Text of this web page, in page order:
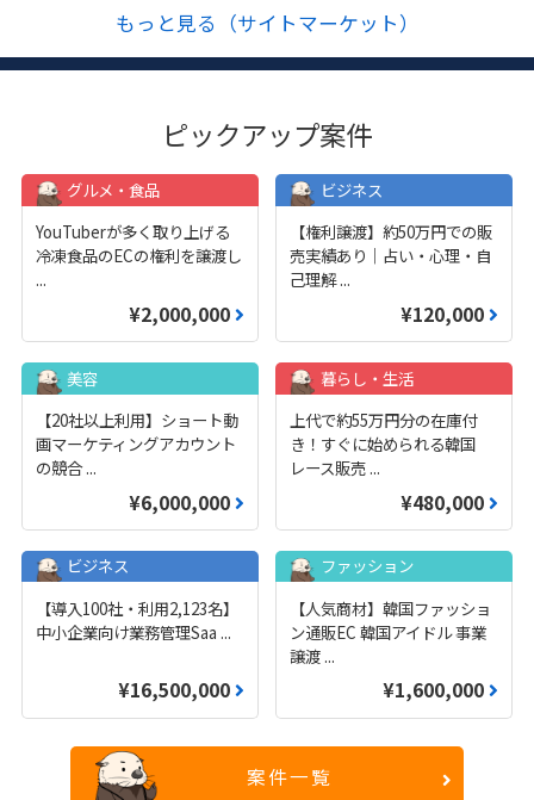
もっと見る（サイトマーケット）
ピックアップ案件
グルメ・食品
YouTuberが多く取り上げる
冷凍食品のECの権利を譲渡し
...
¥2,000,000
ビジネス
【権利譲渡】約50万円での販
売実績あり｜占い・心理・自
己理解...
¥120,000
美容
【20社以上利用】ショート動
画マーケティングアカウント
の競合...
¥6,000,000
暮らし・生活
上代で約55万円分の在庫付
き！すぐに始められる韓国
レース販売 ...
¥480,000
ビジネス
【導入100社・利用2,123名】
中小企業向け業務管理Saa ...
¥16,500,000
ファッション
【人気商材】韓国ファッショ
ン通販EC 韓国アイドル 事業
譲渡 ...
¥1,600,000
案件一覧